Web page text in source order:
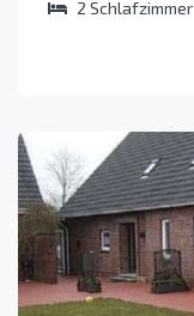
2 Schlafzimmer